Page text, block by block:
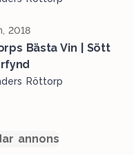
2018
Bästa Vin | Sött
Röttorp
annons